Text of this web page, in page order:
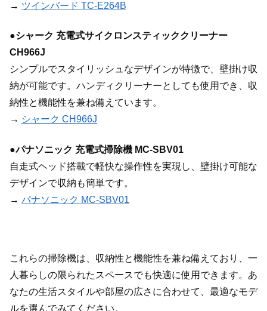
→ ツインバード TC-E264B
●シャーク 充電式サイクロンスティッククリーナー
CH966J
シンプルでスタイリッシュなデザインが特徴で、壁掛け収
納が可能です。ハンディクリーナーとしても使用でき、収
納性と機能性を兼ね備えています。
→ シャーク CH966J
●パナソニック 充電式掃除機 MC-SBV01
自走式ヘッド搭載で軽快な操作性を実現し、壁掛け可能な
デザインで収納も簡単です。
→ パナソニック MC-SBV01
これらの掃除機は、収納性と機能性を兼ね備えており、一
人暮らしの限られたスペースでも快適に使用できます。あ
なたの生活スタイルや部屋の広さに合わせて、最適なモデ
ルを選んでみてください。